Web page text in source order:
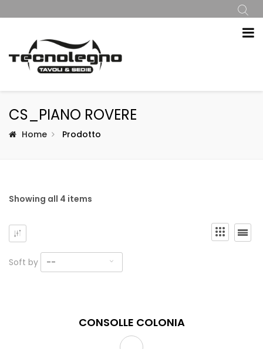
CS_PIANO ROVERE
Home Prodotto
Showing all 4 items
Soft by --
CONSOLLE COLONIA